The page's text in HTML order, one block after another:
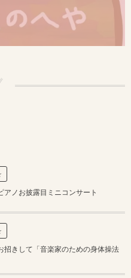
アノお披露目ミニコンサート
招きして「音楽家のための身体操法